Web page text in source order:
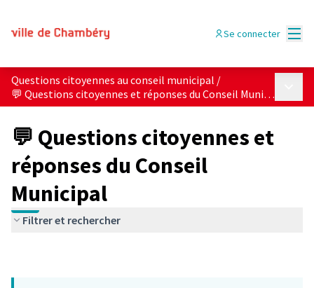
Se connecter
Questions citoyennes au conseil municipal /
💬 Questions citoyennes et réponses du Conseil Municipal
💬 Questions citoyennes et
réponses du Conseil
Municipal
Filtrer et rechercher